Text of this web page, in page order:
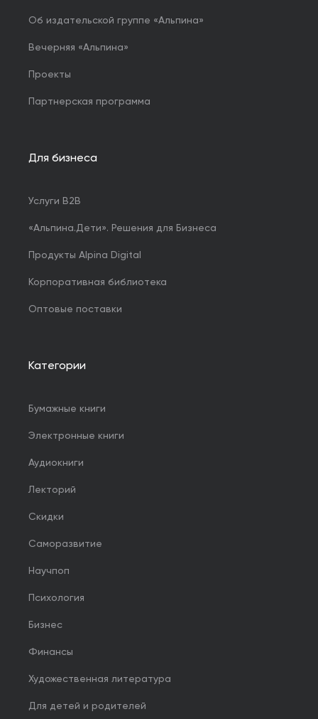
Об издательской группе «Альпина»
Вечерняя «Альпина»
Проекты
Партнерская программа
Для бизнеса
Услуги B2B
«Альпина.Дети». Решения для Бизнеса
Продукты Alpina Digital
Корпоративная библиотека
Оптовые поставки
Категории
Бумажные книги
Электронные книги
Аудиокниги
Лекторий
Скидки
Саморазвитие
Научпоп
Психология
Бизнес
Финансы
Художественная литература
Для детей и родителей